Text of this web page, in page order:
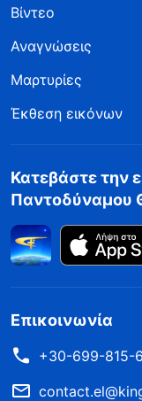
Βίντεο
Αναγνώσεις
Μαρτυρίες
Έκθεση εικόνων
Κατεβάστε την
Παντοδύναμου
Επικοινωνία
+30-699-815-